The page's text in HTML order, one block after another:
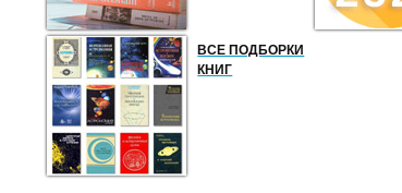
ВСЕ ПОДБОРКИ
КНИГ